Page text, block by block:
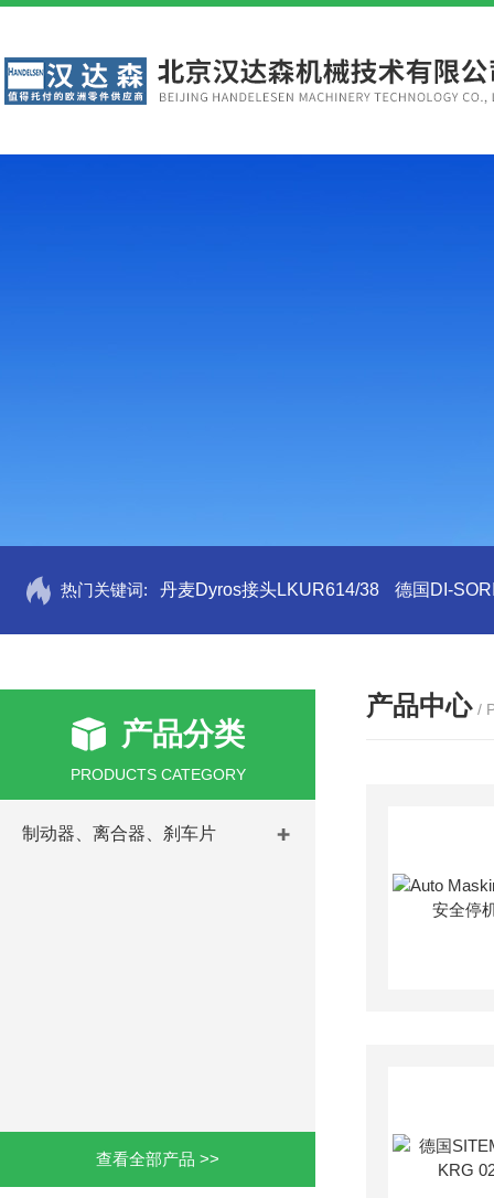
热门关键词: 丹麦Dyros接头LKUR614/38 德国DI-
产品分类
PRODUCTS CATEGORY
制动器、离合器、刹车片
查看全部产品 >>
产品中心 /